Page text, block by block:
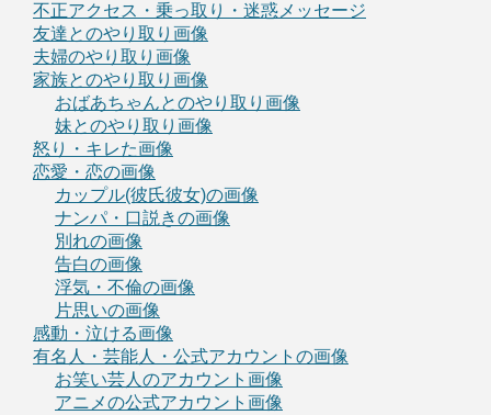
不正アクセス・乗っ取り・迷惑メッセージ
友達とのやり取り画像
夫婦のやり取り画像
家族とのやり取り画像
おばあちゃんとのやり取り画像
妹とのやり取り画像
怒り・キレた画像
恋愛・恋の画像
カップル(彼氏彼女)の画像
ナンパ・口説きの画像
別れの画像
告白の画像
浮気・不倫の画像
片思いの画像
感動・泣ける画像
有名人・芸能人・公式アカウントの画像
お笑い芸人のアカウント画像
アニメの公式アカウント画像